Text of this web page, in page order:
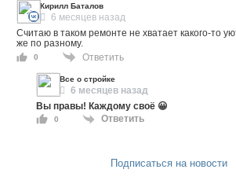
Кирилл Баталов
6 месяцев назад
Считаю в таком ремонте не хватает какого-то
же по разному.
0 Ответить
Все о стройке
6 месяцев назад
Вы правы! Каждому своё 😀
0 Ответить
Подписаться на новости